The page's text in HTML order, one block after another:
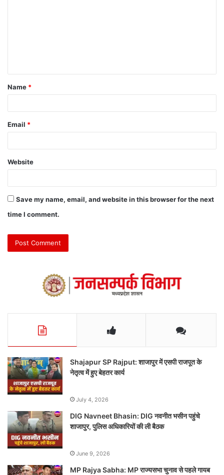
Name *
Email *
Website
Save my name, email, and website in this browser for the next
time I comment.
Shajapur SP Rajput: शाजापुर में एसपी राजपूत के
नेतृत्व में हुए बेहतर कार्य
July 4, 2026
DIG Navneet Bhasin: DIG नवनीत भसीन पहुंचे
शाजापुर, पुलिस अधिकारियों की ली बैठक
June 9, 2026
MP Rajya Sabha: MP राज्यसभा चुनाव से पहले गायब